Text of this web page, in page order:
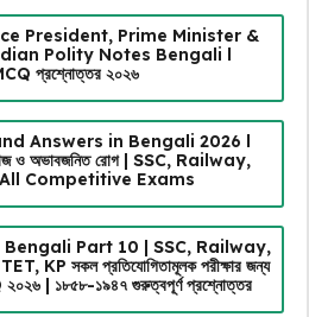
President, Prime Minister &
Polity Notes Bengali l
MCQ প্রশ্নোত্তর ২০২৬
Answers in Bengali 2026 l
কাজ ও অভাবজনিত রোগ | SSC, Railway,
All Competitive Exams
Part 10 | SSC, Railway,
KP সকল প্রতিযোগিতামূলক পরীক্ষার জন্য
২০২৬ | ১৮৫৮-১৯৪৭ গুরুত্বপূর্ণ প্রশ্নোত্তর